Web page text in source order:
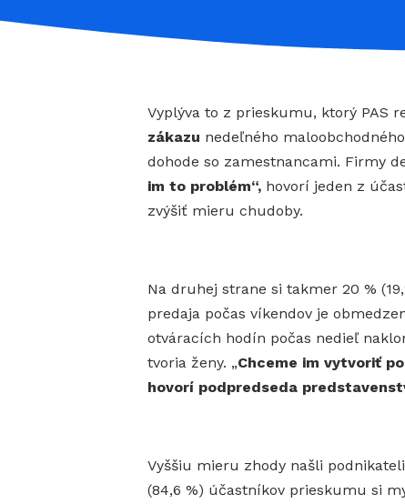
Vyplýva to z prieskumu, ktorý PAS
zákazu nedeľného
dohode so zamestnancami. Firmy
im to problém“, hovorí jeden z
zvýšiť mieru chudoby.
Na druhej strane si takmer 20 %
predaja počas víkendov je
otváracích hodín počas nedieľ
tvoria ženy. „Chceme im vytvoriť
hovorí podpredseda
Vyššiu mieru zhody našli
(84,6 %) účastníkov prieskumu si